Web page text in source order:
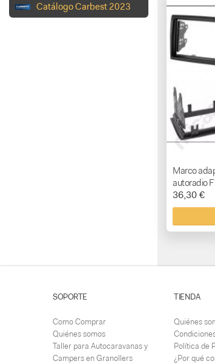
Catálogo Carbest 2023
Marco
autoradio
JUMPER +
36,30 €
SOPORTE
Como Comprar
Quiénes somos
Taller para Autocaravanas y
Campers en Granollers
TIENDA
Quiénes
Política de
¿Por qué